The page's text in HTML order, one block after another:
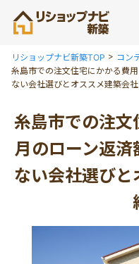
リショップナビ新築TOP
コン
糸島市での注文住宅にかかる費
ない会社選びとオススメ建築会社
糸島市での注
月のローン返
ない会社選び